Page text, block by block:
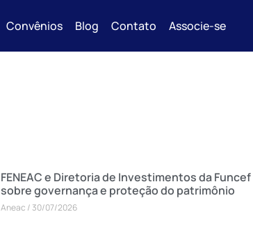
Convênios Blog Contato Associe-se
FENEAC e Diretoria de Investimentos da
sobre governança e proteção do patrimônio
Aneac 30/07/2026